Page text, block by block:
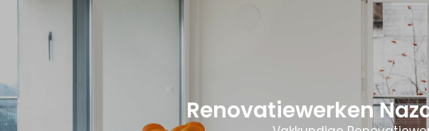
Renovatiewerken